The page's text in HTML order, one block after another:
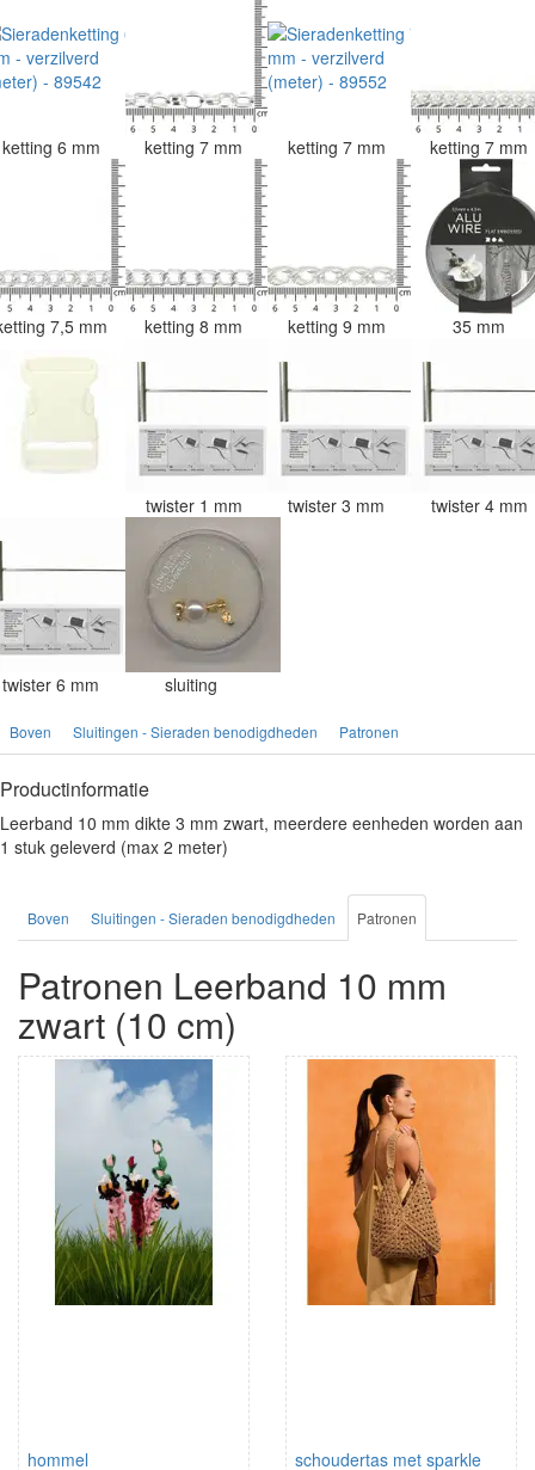
ketting 6 mm ketting 7 mm ketting 7 mm ketting 7 mm
7,5 mm ketting 8 mm ketting 9 mm 35 mm
twister 1 mm twister 3 mm twister 4 mm
twister 6 mm sluiting
Boven Sluitingen - Sieraden benodigdheden Patronen
Productinformatie
Leerband 10 mm dikte 3 mm zwart, meerdere eenheden worden aan
1 stuk geleverd (max 2 meter)
Boven Sluitingen - Sieraden benodigdheden Patronen
Patronen Leerband 10 mm
zwart (10 cm)
hommel schoudertas met sparkle